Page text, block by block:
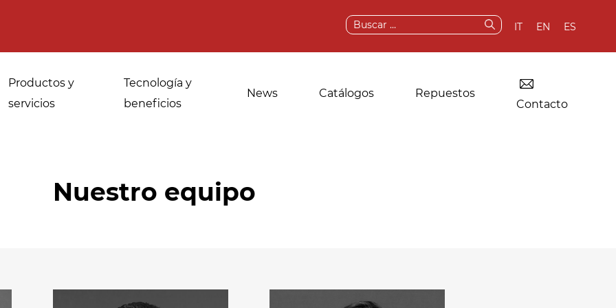
Buscar: IT EN ES
Productos y
servicios
Usos para
descongelacion
Desinfección de
Desinfección del
Tecnología y
beneficios
News Catálogos
Repuestos
Contacto
Nuestro equipo